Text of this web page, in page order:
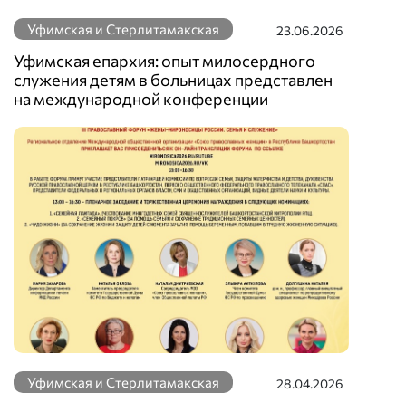
Уфимская и Стерлитамакская 23.06.2026
Уфимская епархия: опыт милосердного
служения детям в больницах представлен
на международной конференции
Уфимская и Стерлитамакская 28.04.2026